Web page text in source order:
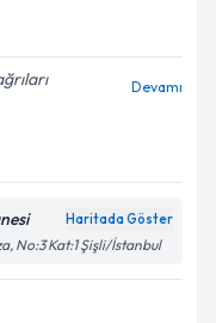
Devamı
Haritada Göster
No:3 Kat:1 Şişli/İstanbul